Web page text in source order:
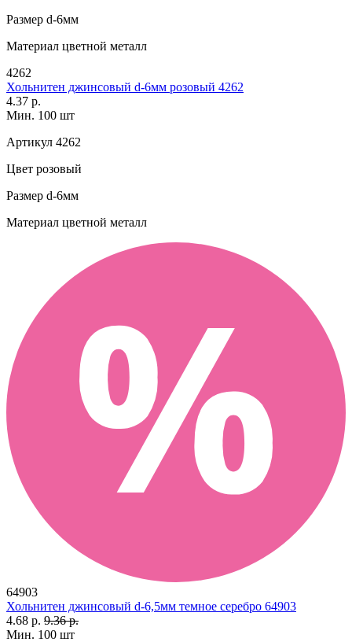
Размер d-6мм
Материал цветной металл
4262
Хольнитен джинсовый d-6мм розовый 4262
4.37 р.
Мин. 100 шт
Артикул 4262
Цвет розовый
Размер d-6мм
Материал цветной металл
64903
Хольнитен джинсовый d-6,5мм темное серебро 64903
4.68 р. 9.36 р.
Мин. 100 шт